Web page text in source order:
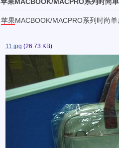
苹果MACBOOK/MACPRO系列时尚
11.jpg (26.73 KB)